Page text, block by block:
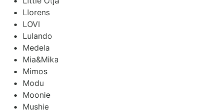
Llorens
LOVI
Lulando
Medela
Mia&Mika
Mimos
Modu
Moonie
Mushie